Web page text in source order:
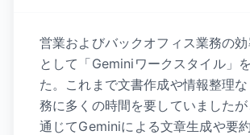
営業およびバックオフィス業務の
として「Geminiワークスタイル」
た。これまで文書作成や情報整理
務に多くの時間を要していました
通じてGeminiによる文章生成や要